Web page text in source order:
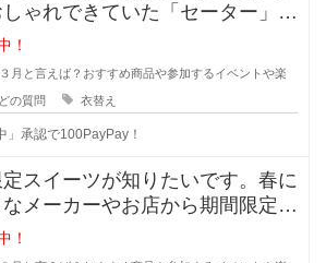
ゃれできていた「セーター」の
皆さんのおすすめ
！
３月と言えば？おすすめ商品や参加するイベントや楽
の質問 衣替え
」承認で100PayPay！
スイーツが知りたいです。春に
メーカーやお店から期間限定の
すよね。どれもみ
！